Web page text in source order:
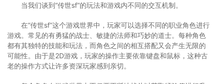
当我们谈到“传世sf”的玩法和游戏内不同的交互机制。
在“传世sf”这个游戏世界中，玩家可以选择不同的职业角色进行
游戏。常见的有勇猛的战士、敏捷的法师和巧妙的道士。每种角色
都有其独特的技能和玩法，而角色之间的相互搭配又会产生无限的
可能性。由于是2D游戏，玩家的操作主要依靠键盘和鼠标，这种古
老的操作方式让许多资深玩家感到亲切。